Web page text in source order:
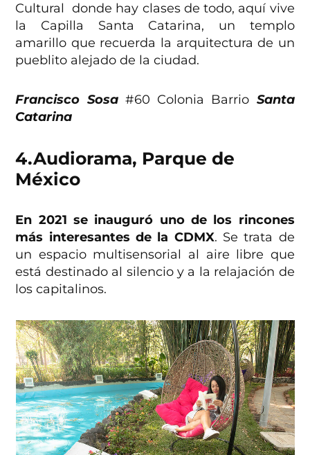
Cultural donde hay clases de todo, aquí vive
la Capilla Santa Catarina, un templo
amarillo que recuerda la arquitectura de un
pueblito alejado de la ciudad.
Francisco Sosa#60 Colonia Barrio Santa
Catarina
4.Audiorama, Parque de
México
En 2021 se inauguró uno de los rincones
más interesantes de la CDMX. Se trata de
un espacio multisensorial al aire libre que
está destinado al silencio y a la relajación de
los capitalinos.